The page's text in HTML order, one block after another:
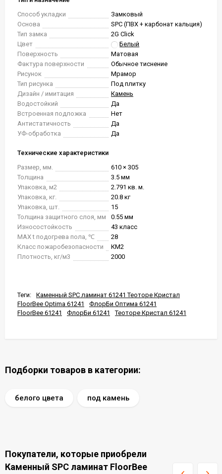
Способ укладки
Замковый
Основа
SPC (ПВХ + карбонат кальция)
Тип замка
2G Click
Цвет
Белый
Поверхность
Матовая
Фактура поверхности
Обычное тиснение
Рисунок
Мрамор
Тип рисунка
Под плитку
Дизайн / имитация
Камень
Водостойкий
Да
Встроенная подложка
Нет
Антистатичность
Да
УФ-обработка
Да
Технические характеристики
Размер, мм.
610 × 305
Толщина
3.5 мм
Упаковка, м2
2.791 кв. м.
Упаковка, кг.
20.8 кг
Упаковка, шт.
15
Толщина защитного слоя, мм
0.55 мм
Износостойкость
43 класс
MAX t подогрева пола, ℃
28
Класс пожаробезопасности
КМ2
Плотность, кг/м3
2000
Теги:
Каменный SPC ламинат 61241 Теоторе Кристал
FloorBee Optima 61241
ФлорБи Оптима 61241
FloorBee 61241
ФлорБи 61241 Теоторе Кристал 61241
Подборки товаров в категории:
белого цвета под камень
Покупатели, которые приобрели
Каменный SPC ламинат FloorBee